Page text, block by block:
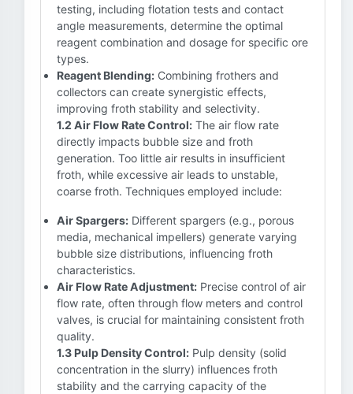
testing, including flotation tests and contact
angle measurements, determine the optimal
reagent combination and dosage for specific ore
types.
Reagent Blending: Combining frothers and
collectors can create synergistic effects,
improving froth stability and selectivity.
1.2 Air Flow Rate Control: The air flow rate
directly impacts bubble size and froth
generation. Too little air results in insufficient
froth, while excessive air leads to unstable,
coarse froth. Techniques employed include:
Air Spargers: Different spargers (e.g., porous
media, mechanical impellers) generate varying
bubble size distributions, influencing froth
characteristics.
Air Flow Rate Adjustment: Precise control of air
flow rate, often through flow meters and control
valves, is crucial for maintaining consistent froth
quality.
1.3 Pulp Density Control: Pulp density (solid
concentration in the slurry) influences froth
stability and the carrying capacity of the